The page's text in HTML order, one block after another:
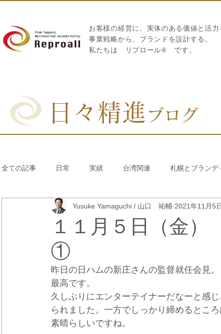
お客様の経営に、実体のある価値と活
​事業戦略から、ブランドを設計する。
私たちは
リプロール® です。
日々精進 ブログ
全ての記事 日常 実績 台湾関連 札幌とブランデ
リブランディング® さとうきび繊維のストロー 中国
CRMブランディング®
１１月５日（金
①
Yusuke Yamaguchi / 山口 祐輔 2021年11月5
昨日の日ハムの新庄さんの監督就任会見。
最高です。
久しぶりにエンターテイナーだなーと感
られました。一方でしっかり締めるとこ
素晴らしいですね。